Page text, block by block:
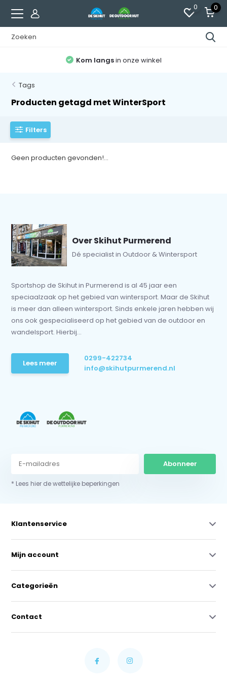
0 0
Kom langsin onze winkel
Tags
Producten getagd met WinterSport
Filters
Geen producten gevonden!...
Over Skihut Purmerend
Dé specialist in Outdoor & Wintersport
Sportshop de Skihut in Purmerend is al 45 jaar een
speciaalzaak op het gebied van wintersport. Maar de Skihut
is meer dan alleen wintersport. Sinds enkele jaren hebben wij
ons ook gespecialiseerd op het gebied van de outdoor en
wandelsport. Hierbij...
Lees meer
0299-422734
info@skihutpurmerend.nl
Abonneer
* Lees hier de wettelijke beperkingen
Klantenservice
Mijn account
Categorieën
Contact